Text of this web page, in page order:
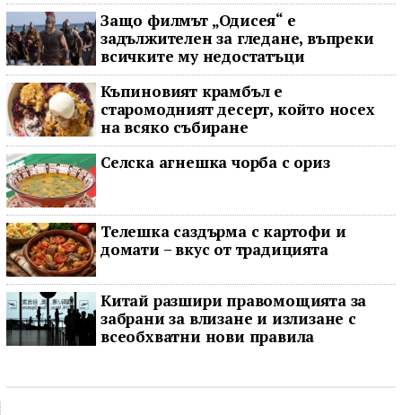
Защо филмът „Одисея“ е
задължителен за гледане, въпреки
всичките му недостатъци
Къпиновият крамбъл е
старомодният десерт, който носех
на всяко събиране
Селска агнешка чорба с ориз
Телешка саздърма с картофи и
домати – вкус от традицията
Китай разшири правомощията за
забрани за влизане и излизане с
всеобхватни нови правила